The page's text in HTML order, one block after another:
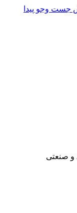
جست وجو پیدا
و صنعتی